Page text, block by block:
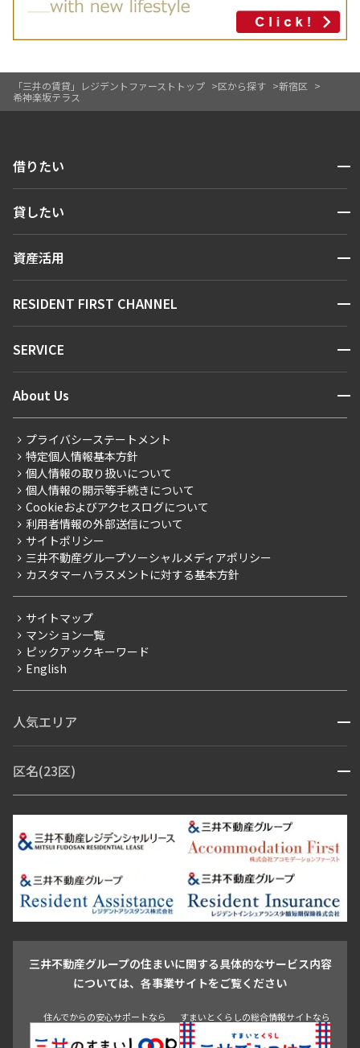
「三井の賃貸」レジデントファーストトップ 区から探す
新宿区
希神楽坂テラス
借りたい 開閉
人気エリアから探す
新着情報から探す
新着募集情報
こだわりから探す
こだわり一覧
プレミアムマンション
新築
当社限定（港区・渋谷区）
当社限定（港区・渋谷区以外）
三井不動産企画
賃料改定
フリーレント
ペット可
ブランドマンション
貸したい 開閉
お問い合わせ
資産活用 開閉
お問い合わせ
RESIDENT FIRST CHANNEL 開閉
マンションレポート
住まいのコラム
SERVICE 開閉
会員ページ
ご入居・提携サービス
お部屋探しからご契約まで
よくあるご質問
社宅紹介
【仲介会社様向け】当社仲介事業部取り扱い物件入居申込
About Us 開閉
会社情報
事業案内
採用情報
ニュースリリース
お問い合わせ
プライバシーステートメント
特定個人情報基本方針
個人情報の取り扱いについて
個人情報の開示等手続きについて
Cookieおよびアクセスログについて
利用者情報の外部送信について
サイトポリシー
三井不動産グループソーシャルメディアポリシー
カスタマーハラスメントに対する基本方針
サイトマップ
マンション一覧
ピックアックキーワード
English
人気エリア 開閉
青山・表参道・原宿
市ヶ谷・神楽坂・飯田橋
三田・芝・浜松町
芝浦・汐留・品川
月島・勝どき・豊洲
本郷・春日・小石川
目白・高田馬場・早稲田
池尻大橋・三軒茶屋
祐天寺・学芸大学・自由が丘
駒沢・用賀・二子玉川
成城・砧
池袋・板橋・王子
青山 渋谷 東京・大手町 新宿 品川
目黒・中目黒
区名(23区) 開閉
江東区 台東区 墨田区
中野区
豊島区
杉並区 板橋区 練馬区 荒川区
足立区
葛飾区
江戸川区
三井不動産グループの住まいに関する具体的なサービス内容
については、各事業サイトをご覧ください
住んでからの安心サポートなら すまいとくらしの総合情報サイトなら